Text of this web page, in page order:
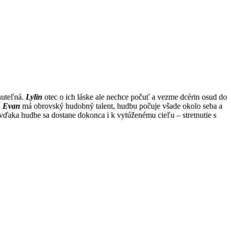
Lylin otec o ich láske ale nechce počuť a vezme dcérin osud do
Evan má obrovský hudobný talent, hudbu počuje všade okolo seba a
hudbe sa dostane dokonca i k vytúženému cieľu – stretnutie s